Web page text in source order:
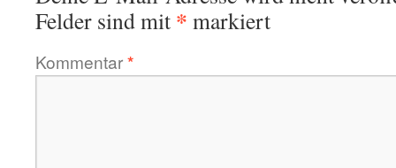
Felder sind mit * markiert
Kommentar*